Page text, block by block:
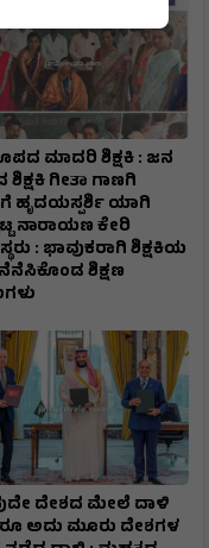
ಮಾದರಿ ಶಿಕ್ಷಕಿ : ಜನ
ಗೀತಾ ಗಾಣಗಿ
ಹೃದಯಸ್ಪರ್ಶಿ ಯಾಗಿ
ನಾರಾಯಣ ಕೇರಿ
: ಭಾವುಕರಾಗಿ ಶಿಕ್ಷಕಿಯ
ಶಿಕ್ಷಣ
ದೇಶದ ಮೇಲೆ ದಾಳಿ
ಅದು ಮೂರು ದೇಶಗಳ